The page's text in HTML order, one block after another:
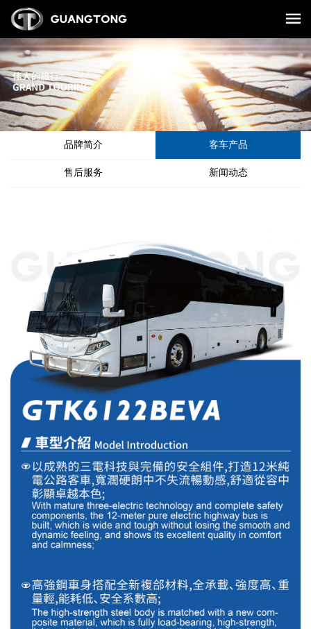
品牌简介 客车产品
售后服务 新闻动态